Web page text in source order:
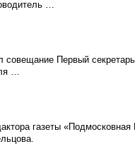
…
совещание Первый
…
газеты «Подмосковная